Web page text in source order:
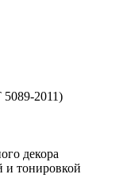
2011)
декора
и тонировкой